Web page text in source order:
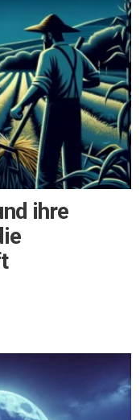
ihre